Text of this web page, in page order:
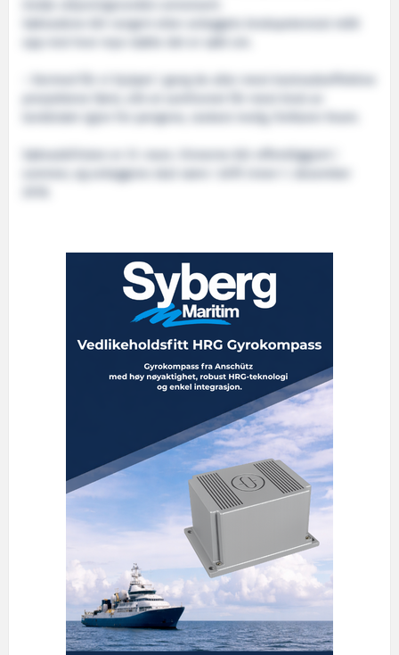
tredje utlysningsrunden annonsert.
Søknadene blir rangert etter anleggets brukspotensial målt
opp mot hvor mye støtte det er søkt om.
– Dermed får vi hjulpet i gang de aller mest kostnadseffektive
landstrøm igjen for pengene, raskest mulig, forklarer Kvam.
Søknadsfristen er 31. mars. Vinnerne blir offentliggjort i
sommer, og anleggene skal være i drift innen 1. desember